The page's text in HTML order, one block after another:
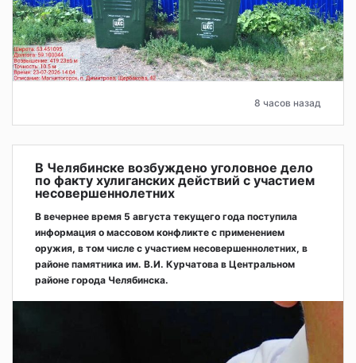
8 часов назад
В Челябинске возбуждено уголовное дело
по факту хулиганских действий с участием
несовершеннолетних
В вечернее время 5 августа текущего года поступила
информация о массовом конфликте с применением
оружия, в том числе с участием несовершеннолетних, в
районе памятника им. В.И. Курчатова в Центральном
районе города Челябинска.